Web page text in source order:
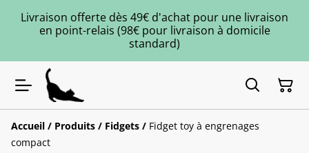
Livraison offerte dès 49€ d'achat pour une livraison
en point-relais (98€ pour livraison à domicile
standard)
Accueil / Produits / Fidgets / Fidget toy à engrenages
compact